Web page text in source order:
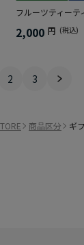
フルーツティーテ
2,000 円 (税込)
2 3
商品区分 ギ